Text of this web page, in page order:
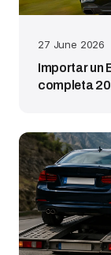
27 June 2026
Importar un
completa